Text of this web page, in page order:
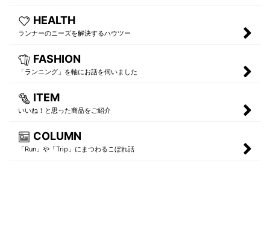
HEALTH
ランナーのニーズを解決するハウツー
FASHION
「ランニング」を軸にお話を伺いました
ITEM
いいね！と思った商品をご紹介
COLUMN
「Run」や「Trip」にまつわるこぼれ話